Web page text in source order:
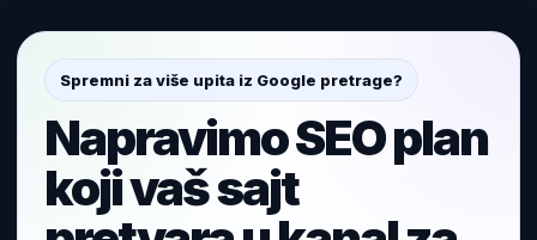
Spremni za više upita iz Google pretrage?
Napravimo SEO plan
koji vaš sajt